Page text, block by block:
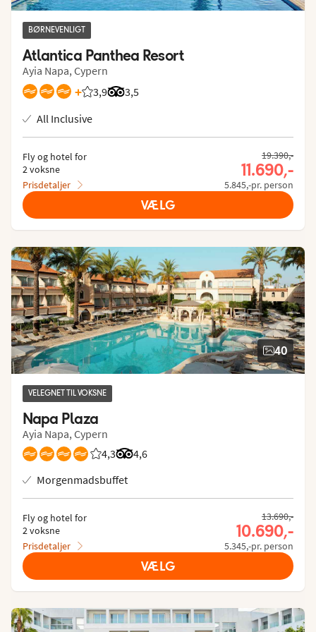
BØRNEVENLIGT
Atlantica Panthea Resort
Ayia Napa, Cypern
+ 3,9
Bedømmelse fra Spies gæster: 3.896/5
3,5
Bedømmelse fra Tripadvisor: 3.5 of 5
All Inclusive
Fly og hotel for
2 voksne
Prisdetaljer
19.390,-
11.690,-
5.845,-pr. person
VÆLG
40
VELEGNET TIL VOKSNE
Napa Plaza
Ayia Napa, Cypern
4,3
Bedømmelse fra Spies gæster: 4.349/5
4,6
Bedømmelse fra Tripadvisor: 4.6 of 5
Morgenmadsbuffet
Fly og hotel for
2 voksne
Prisdetaljer
13.690,-
10.690,-
5.345,-pr. person
VÆLG